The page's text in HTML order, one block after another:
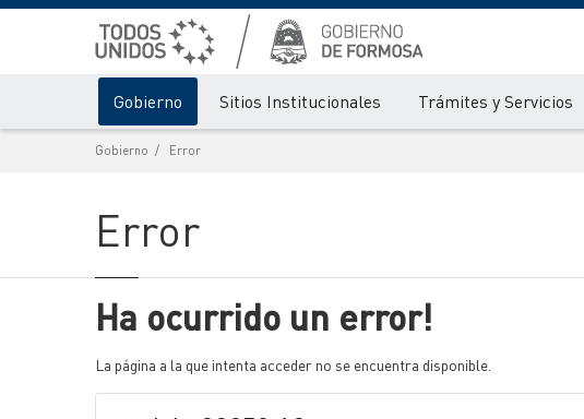
Gobierno Sitios Institucionales Trámites y Servicios
Gobierno Error
Error
Ha ocurrido un error!
La página a la que intenta acceder no se encuentra disponible.